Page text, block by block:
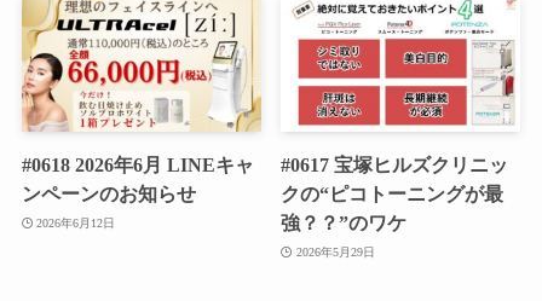
#0618 2026年6月 LINEキャ
ンペーンのお知らせ
2026年6月12日
#0617 宝塚ヒルズクリニッ
クの“ピコトーニングが最
強？？”のワケ
2026年5月29日